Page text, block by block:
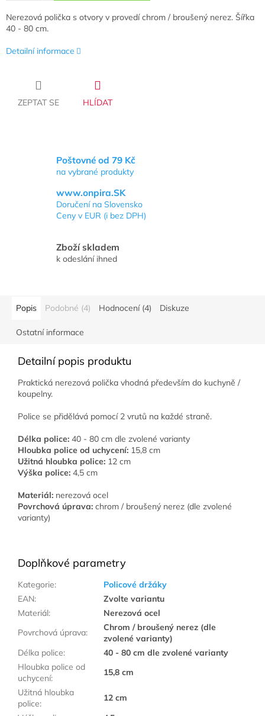
Nerezová polička s otvory v provedí chrom / broušený nerez. Šířka
40 - 80 cm.
Detailní informace
ZEPTAT SE HLÍDAT
Poštovné od 79 Kč
na vybrané produkty
www.onpira.SK
Doručení na Slovensko
Ceny v EUR (i bez DPH)
Zboží skladem
k odeslání ihned
Popis Podobné (4) Hodnocení (4) Diskuze
Ostatní informace
Detailní popis produktu
Praktická nerezová polička vhodná především do kuchyně /
koupelny.
Police se přidělává pomocí 2 vrutů na každé straně.
Délka police: 40 - 80 cm dle zvolené varianty
Hloubka police od uchycení: 15,8 cm
Užitná hloubka police: 12 cm
Výška police: 4,5 cm
Materiál: nerezová ocel
Povrchová úprava: chrom / broušený nerez (dle zvolené
varianty)
Doplňkové parametry
Kategorie:
Policové držáky
EAN:
Zvolte variantu
Materiál:
Nerezová ocel
Povrchová úprava:
Chrom / broušený nerez (dle
zvolené varianty)
Délka police:
40 - 80 cm dle zvolené varianty
Hloubka police od
uchycení:
15,8 cm
Užitná hloubka
police:
12 cm